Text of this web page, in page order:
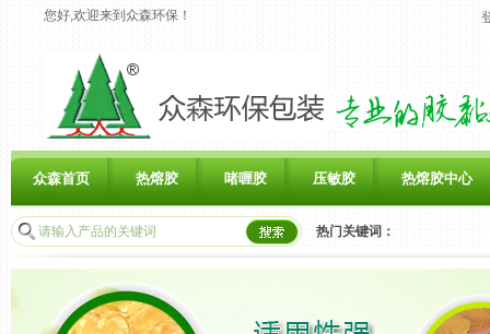
您好,欢迎来到众森环保！
众森首页 热熔胶 啫喱胶 压敏胶 热熔胶中心
联系众森 热门关键词：